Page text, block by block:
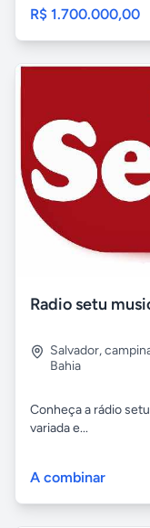
R$ 1.700.000,00
Salvador,
Bahia
Conheça a rádio
variada e...
A combinar